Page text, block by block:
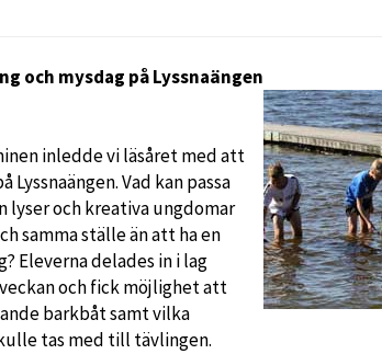
och mysdag på Lyssnaängen
inledde vi läsåret med att
Lyssnaängen. Vad kan passa
lyser och kreativa ungdomar
samma ställe än att ha en
Eleverna delades in i lag
och fick möjlighet att
barkbåt samt vilka
tas med till tävlingen.